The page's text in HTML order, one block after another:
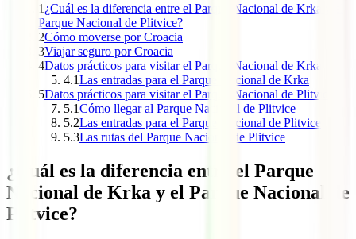
1 ¿Cuál es la diferencia entre el Parque Nacional de Krka y el
Parque Nacional de Plitvice?
2Cómo moverse por Croacia
3Viajar seguro por Croacia
4Datos prácticos para visitar el Parque Nacional de Krka
4.1Las entradas para el Parque Nacional de Krka
5Datos prácticos para visitar el Parque Nacional de Plitvice
5.1Cómo llegar al Parque Nacional de Plitvice
5.2Las entradas para el Parque Nacional de Plitvice
5.3Las rutas del Parque Nacional de Plitvice
¿Cuál es la diferencia entre el Parque
Nacional de Krka y el Parque Nacional de
Plitvice?